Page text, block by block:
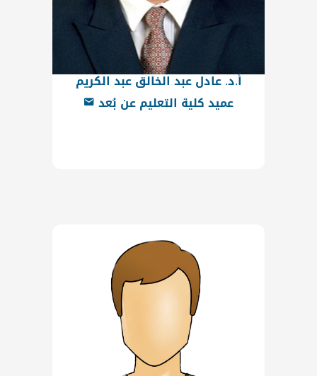
أ.د. عادل عبد الخالق عبد الكريم
عميد كلية التعليم عن بُعد